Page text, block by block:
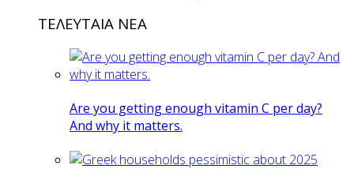
ΤΕΛΕΥΤΑΙΑ ΝΕΑ
Are you getting enough vitamin C per day?
And why it matters.